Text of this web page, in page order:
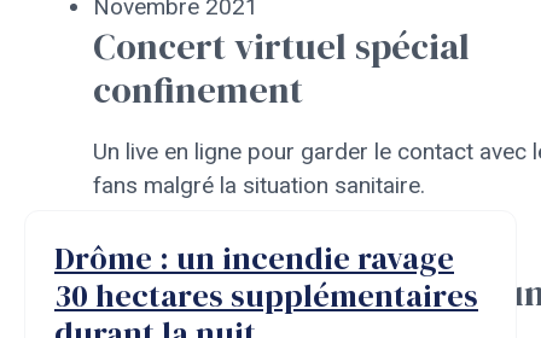
Novembre 2021
Concert virtuel spécial
confinement
Un live en ligne pour garder le contact avec
fans malgré la situation sanitaire.
Mai 2023
Annonce d'un nouvel
Drôme : un incendie ravage
30 hectares supplémentaires